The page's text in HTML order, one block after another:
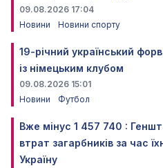
09.08.2026 17:04
Новини
Новини спорту
19-річний український
із німецьким клубом
09.08.2026 15:01
Новини
Футбол
Вже мінус 1 457 740 :
втрат загарбників за час
Україну